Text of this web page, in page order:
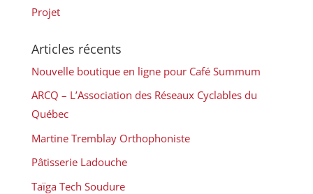
Projet
Articles récents
Nouvelle boutique en ligne pour Café Summum
ARCQ – L’Association des Réseaux Cyclables du
Québec
Martine Tremblay Orthophoniste
Pâtisserie Ladouche
Taïga Tech Soudure